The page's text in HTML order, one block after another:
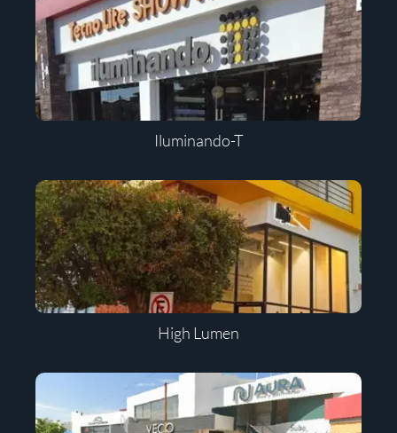
Iluminando-T
High Lumen